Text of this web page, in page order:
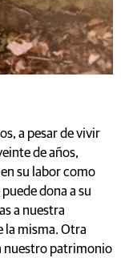
a pesar de vivir
de años,
su labor como
dona a su
a nuestra
la misma. Otra
nuestro patrimonio